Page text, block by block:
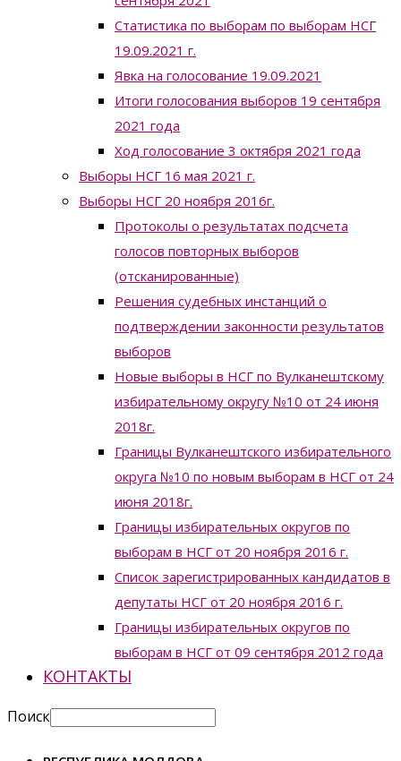
Статистика по выборам по выборам НСГ
19.09.2021 г.
Явка на голосование 19.09.2021
Итоги голосования выборов 19 сентября
2021 года
Ход голосование 3 октября 2021 года
Выборы НСГ 16 мая 2021 г.
Выборы НСГ 20 ноября 2016г.
Протоколы о результатах подсчета
голосов повторных выборов
(отсканированные)
Решения судебных инстанций о
подтверждении законности результатов
выборов
Новые выборы в НСГ по Вулканештскому
избирательному округу №10 от 24 июня
2018г.
Границы Вулканештского избирательного
округа №10 по новым выборам в НСГ от 24
июня 2018г.
Границы избирательных округов по
выборам в НСГ от 20 ноября 2016 г.
Список зарегистрированных кандидатов в
депутаты НСГ от 20 ноября 2016 г.
Границы избирательных округов по
выборам в НСГ от 09 сентября 2012 года
КОНТАКТЫ
Поиск